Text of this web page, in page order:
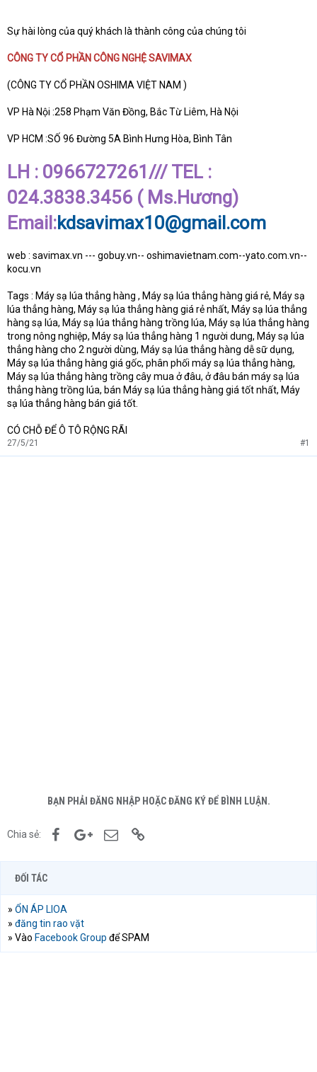
Sự hài lòng của quý khách là thành công của chúng tôi
CÔNG TY CỔ PHẦN CÔNG NGHỆ SAVIMAX
(CÔNG TY CỔ PHẦN OSHIMA VIỆT NAM )
VP Hà Nội :258 Phạm Văn Đồng, Bắc Từ Liêm, Hà Nội
VP HCM :SỐ 96 Đường 5A Bình Hưng Hòa, Bình Tân
LH : 0966727261/// TEL :
024.3838.3456 ( Ms.Hương)
Email:kdsavimax10@gmail.com
web : savimax.vn --- gobuy.vn-- oshimavietnam.com--yato.com.vn--
kocu.vn
Tags : Máy sạ lúa thẳng hàng , Máy sạ lúa thẳng hàng giá rẻ, Máy sạ
lúa thẳng hàng, Máy sạ lúa thẳng hàng giá rẻ nhất, Máy sạ lúa thẳng
hàng sạ lúa, Máy sạ lúa thẳng hàng trồng lúa, Máy sạ lúa thẳng hàng
trong nông nghiệp, Máy sạ lúa thẳng hàng 1 người dung, Máy sạ lúa
thẳng hàng cho 2 người dùng, Máy sạ lúa thẳng hàng dễ sữ dụng,
Máy sạ lúa thẳng hàng giá gốc, phân phối máy sạ lúa thẳng hàng,
Máy sạ lúa thẳng hàng trồng cây mua ở đâu, ở đâu bán máy sạ lúa
thẳng hàng trồng lúa, bán Máy sạ lúa thẳng hàng giá tốt nhất, Máy
sạ lúa thẳng hàng bán giá tốt.
CÓ CHỖ ĐỂ Ô TÔ RỘNG RÃI
27/5/21 #1
BẠN PHẢI ĐĂNG NHẬP HOẶC ĐĂNG KÝ ĐỂ BÌNH LUẬN.
Chia sẻ: FacebookGoogle+Email
ĐỐI TÁC
» ỔN ÁP LIOA
» đăng tin rao vặt
» Vào Facebook Group để SPAM